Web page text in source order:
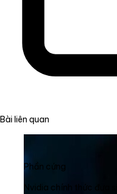
Bài liên quan
Phần cứng
Nvidia chính thức đưa